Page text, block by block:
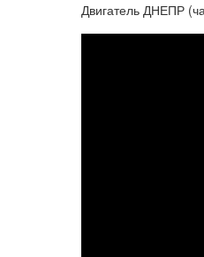
Двигатель ДНЕПР